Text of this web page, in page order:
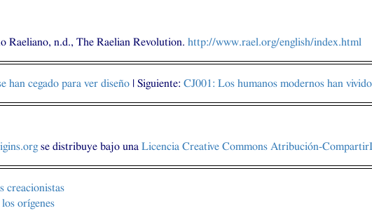
Raeliano, n.d., The Raelian Revolution.http://www.rael.org/english/index.html
han cegado para ver diseño | Siguiente: CJ001 : Los humanos modernos han
se distribuye bajo una Licencia Creative Commons Atribución-
creacionistas
orígenes